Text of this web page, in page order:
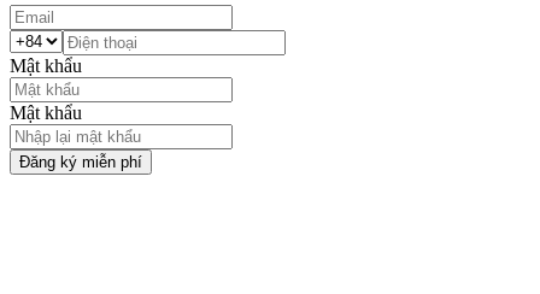
Mật khẩu
Mật khẩu
Đăng ký miễn phí